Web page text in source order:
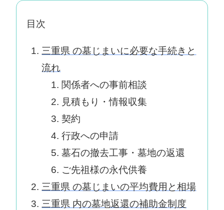
目次
三重県 の墓じまいに必要な手続きと
流れ
関係者への事前相談
見積もり・情報収集
契約
行政への申請
墓石の撤去工事・墓地の返還
ご先祖様の永代供養
三重県 の墓じまいの平均費用と相場
三重県 内の墓地返還の補助金制度